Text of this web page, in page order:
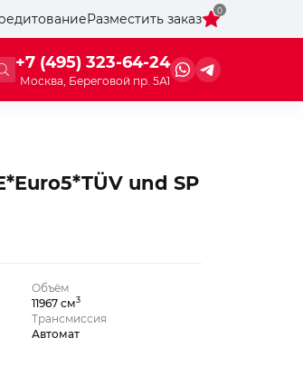
Разместить заказ
0
+7 (495) 323-64-24
Москва, Береговой пр. 5А1
und SP
Объём
11967 см3
Трансмиссия
Автомат